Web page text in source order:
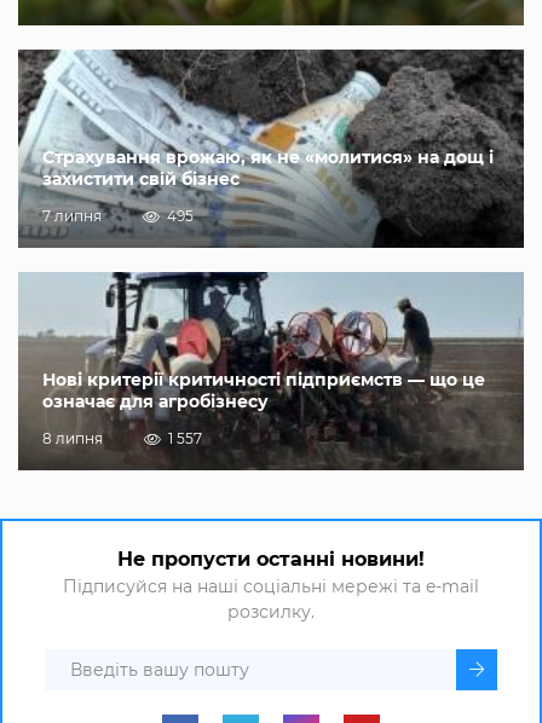
Страхування врожаю, як не «молитися» на дощ і
захистити свій бізнес
7 липня 495
Нові критерії критичності підприємств — що це
означає для агробізнесу
8 липня 1 557
Не пропусти останні новини!
Підписуйся на наші соціальні мережі та e-mail
розсилку.